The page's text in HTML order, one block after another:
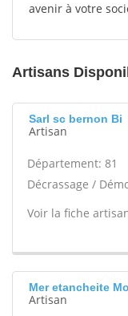
avenir à votre
Artisans
Sarl sc bernon Bi
Artisan
Département: 81
Décrassage /
Voir la fiche
Mer etancheite
Artisan